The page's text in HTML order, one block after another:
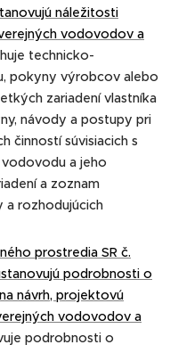
náležitosti
vodovodov a
technicko-
pokyny výrobcov alebo
zariadení vlastníka
návody a postupy pri
činností súvisiacich s
a jeho
a zoznam
rozhodujúcich
prostredia SR č.
podrobnosti o
návrh, projektovú
vodovodov a
podrobnosti o